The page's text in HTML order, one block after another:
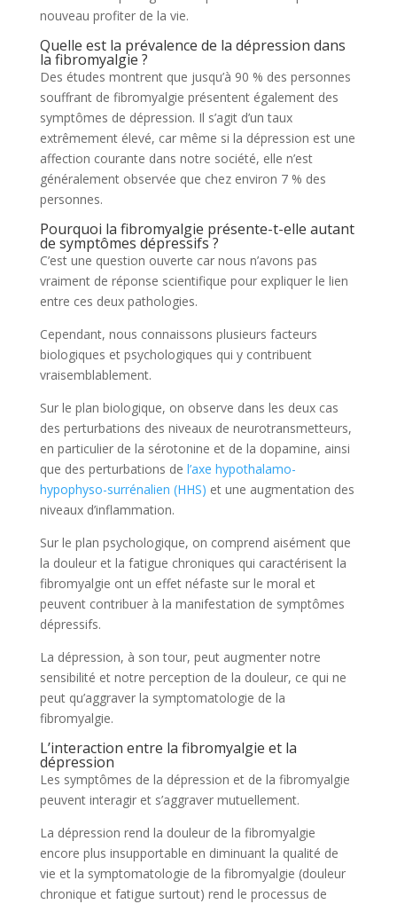
nouveau profiter de la vie.
Quelle est la prévalence de la dépression dans
la fibromyalgie ?
Des études montrent que jusqu’à 90 % des personnes
souffrant de fibromyalgie présentent également des
symptômes de dépression. Il s’agit d’un taux
extrêmement élevé, car même si la dépression est une
affection courante dans notre société, elle n’est
généralement observée que chez environ 7 % des
personnes.
Pourquoi la fibromyalgie présente-t-elle autant
de symptômes dépressifs ?
C’est une question ouverte car nous n’avons pas
vraiment de réponse scientifique pour expliquer le lien
entre ces deux pathologies.
Cependant, nous connaissons plusieurs facteurs
biologiques et psychologiques qui y contribuent
vraisemblablement.
Sur le plan biologique, on observe dans les deux cas
des perturbations des niveaux de neurotransmetteurs,
en particulier de la sérotonine et de la dopamine, ainsi
que des perturbations de l’axe hypothalamo-
hypophyso-surrénalien (HHS) et une augmentation des
niveaux d’inflammation.
Sur le plan psychologique, on comprend aisément que
la douleur et la fatigue chroniques qui caractérisent la
fibromyalgie ont un effet néfaste sur le moral et
peuvent contribuer à la manifestation de symptômes
dépressifs.
La dépression, à son tour, peut augmenter notre
sensibilité et notre perception de la douleur, ce qui ne
peut qu’aggraver la symptomatologie de la
fibromyalgie.
L’interaction entre la fibromyalgie et la
dépression
Les symptômes de la dépression et de la fibromyalgie
peuvent interagir et s’aggraver mutuellement.
La dépression rend la douleur de la fibromyalgie
encore plus insupportable en diminuant la qualité de
vie et la symptomatologie de la fibromyalgie (douleur
chronique et fatigue surtout) rend le processus de